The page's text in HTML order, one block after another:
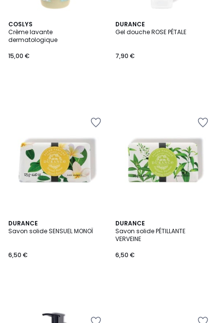
COSLYS
Crème lavante
dermatologique
15,00 €
DURANCE
Gel douche ROSE PÉTALE
7,90 €
DURANCE
Savon solide SENSUEL MONOÏ
6,50 €
DURANCE
Savon solide PÉTILLANTE
VERVEINE
6,50 €